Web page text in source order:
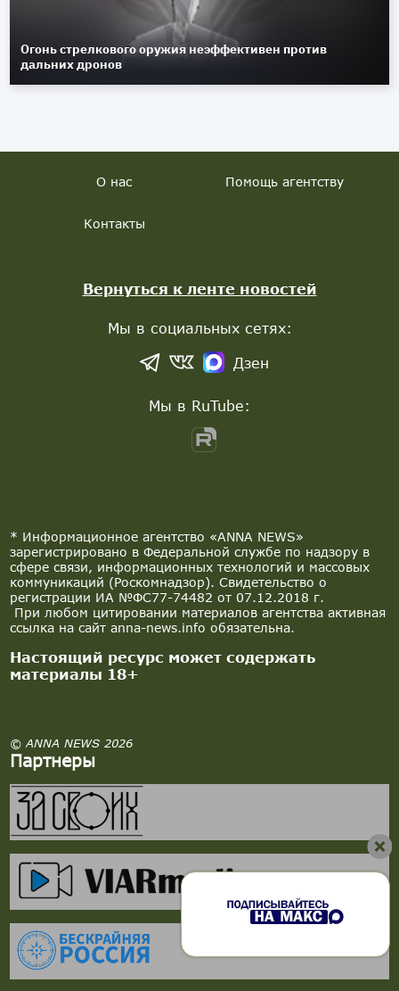
Огонь стрелкового оружия неэффективен против
дальних дронов
* Информационное агентство «ANNA NEWS»
зарегистрировано в Федеральной службе по надзору в
сфере связи, информационных технологий и массовых
коммуникаций (Роскомнадзор). Свидетельство о
регистрации ИА №ФС77-74482 от 07.12.2018 г.
При любом цитировании материалов агентства активная
ссылка на сайт anna-news.info обязательна.
Настоящий ресурс может содержать
материалы 18+
© ANNA NEWS 2026
Партнеры
О нас Помощь агентству
Контакты
Вернуться к ленте новостей
Мы в социальных сетях:
Дзен
Мы в RuTube: